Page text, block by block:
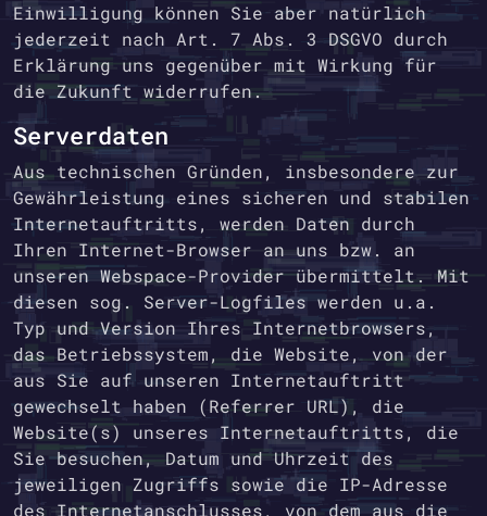
Einwilligung können Sie aber natürlich
jederzeit nach Art. 7 Abs. 3 DSGVO durch
Erklärung uns gegenüber mit Wirkung für
die Zukunft widerrufen.
Serverdaten
Aus technischen Gründen, insbesondere zur
Gewährleistung eines sicheren und stabilen
Internetauftritts, werden Daten durch
Ihren Internet-Browser an uns bzw. an
unseren Webspace-Provider übermittelt. Mit
diesen sog. Server-Logfiles werden u.a.
Typ und Version Ihres Internetbrowsers,
das Betriebssystem, die Website, von der
aus Sie auf unseren Internetauftritt
gewechselt haben (Referrer URL), die
Website(s) unseres Internetauftritts, die
Sie besuchen, Datum und Uhrzeit des
jeweiligen Zugriffs sowie die IP-Adresse
des Internetanschlusses, von dem aus die